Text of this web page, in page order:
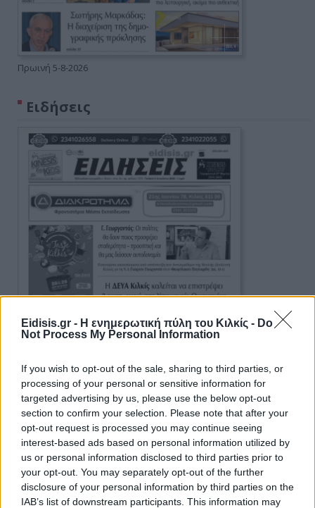
Eidisis.gr - Η ενημερωτική πύλη του Κιλκίς - Do
Not Process My Personal Information
If you wish to opt-out of the sale, sharing to third parties, or
processing of your personal or sensitive information for
targeted advertising by us, please use the below opt-out
section to confirm your selection. Please note that after your
opt-out request is processed you may continue seeing
interest-based ads based on personal information utilized by
us or personal information disclosed to third parties prior to
your opt-out. You may separately opt-out of the further
disclosure of your personal information by third parties on the
IAB’s list of downstream participants. This information may
Πρωινή 5-8-2026
Ειδήσεις
Ειδήσεις 5-8-2026